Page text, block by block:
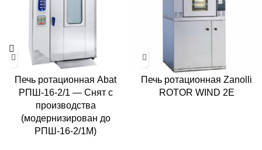
Печь ротационная Abat
РПШ-16-2/1 — Снят с
производства
(модернизирован до
РПШ-16-2/1М)
Печь ротационная Zanolli
ROTOR WIND 2E